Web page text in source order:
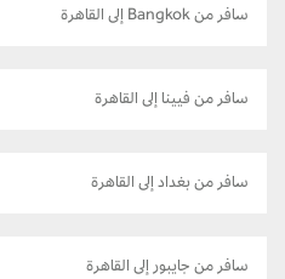
سافر من Bangkok إلى القاهرة
سافر من فيينا إلى القاهرة
سافر من بغداد إلى القاهرة
سافر من جايبور إلى القاهرة